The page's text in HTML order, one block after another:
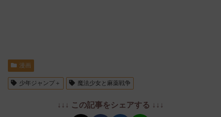
漫画
少年ジャンプ＋ 魔法少女と麻薬戦争
↓↓↓ この記事をシェアする ↓↓↓